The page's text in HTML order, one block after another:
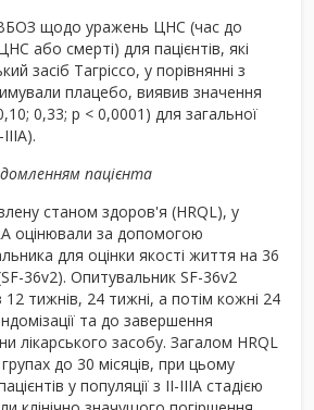
щодо уражень ЦНС (час до
або смерті) для пацієнтів, які
засіб Тагріссо, у порівнянні з
плацебо, виявив значення
0,33; p < 0,0001) для загальної
IIIA).
пацієнта
станом здоров'я (HRQL), у
оцінювали за допомогою
для оцінки якості життя на 36
36v2). Опитувальник SF-36v2
тижнів, 24 тижні, а потім кожні 24
та до завершення
лікарського засобу. Загалом HRQL
до 30 місяців, при цьому
у популяції з II-IIIA стадією